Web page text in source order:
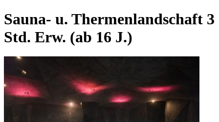
Sauna- u. Thermenlandschaft 3
Std. Erw. (ab 16 J.)